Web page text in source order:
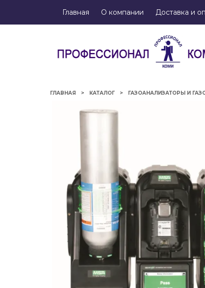
Главная О компании Доставка и
ГЛАВНАЯ КАТАЛОГ ГАЗОАНАЛИЗАТОРЫ И